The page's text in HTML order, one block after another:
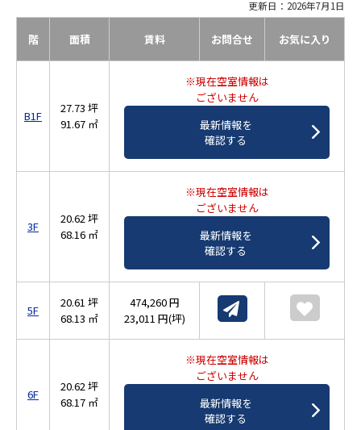
更新日：2026年7月1日
階 面積 賃料 お問合せ お気に入り
B1F
27.73 坪
91.67 ㎡
※現在空室情報は
ございません
最新情報を
確認する
3F
20.62 坪
68.16 ㎡
※現在空室情報は
ございません
最新情報を
確認する
5F
20.61 坪
68.13 ㎡
474,260 円
23,011 円(坪)
6F
20.62 坪
68.17 ㎡
※現在空室情報は
ございません
最新情報を
確認する